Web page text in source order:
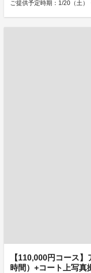
ご提供予定時期：1/20（土
【110,000円コース
時間）+コート上写真